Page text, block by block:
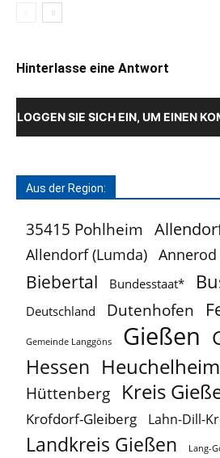
Hinterlasse eine Antwort
LOGGEN SIE SICH EIN, UM EINEN
Aus der Region:
35415 Pohlheim
Allendorf (Lumda) Annerod
Biebertal Bundesstaat*
Deutschland Dutenhofen
Gemeinde Langgöns Gießen
Hessen Heuchelheim
Hüttenberg Kreis
Krofdorf-Gleiberg Lahn-Dill-
Landkreis Gießen Lang-